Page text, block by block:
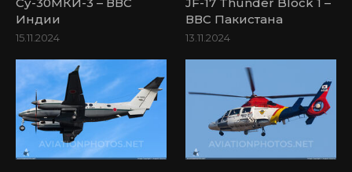
Су-30МКИ-3 – ВВС
Индии
15.11.2024
JF-17 Thunder Block 1 –
ВВС Пакистана
13.11.2024